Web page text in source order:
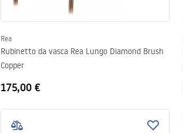
Rea
Rubinetto da vasca Rea Lungo Diamond Brush
Copper
175,00 €